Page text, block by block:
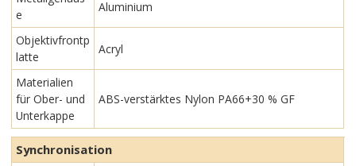
e
Aluminium
Objektivfrontp
latte
Acryl
Materialien
für Ober- und
Unterkappe
ABS-verstärktes Nylon PA66+30 % GF
Synchronisation